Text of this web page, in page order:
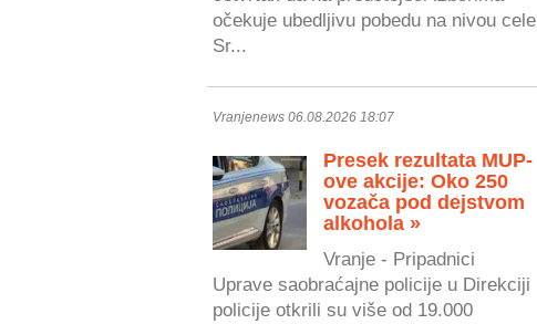
očekuje ubedljivu pobedu na nivou cele
Sr...
Vranjenews 06.08.2026 18:07
Presek rezultata MUP-
ove akcije: Oko 250
vozača pod dejstvom
alkohola »
Vranje - Pripadnici
Uprave saobraćajne policije u Direkciji
policije otkrili su više od 19.000